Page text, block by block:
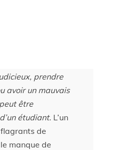
prendre
avoir un mauvais
être
étudiant. L’un
de
manque de